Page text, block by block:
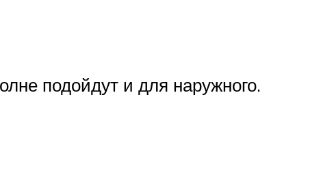
подойдут и для наружного.